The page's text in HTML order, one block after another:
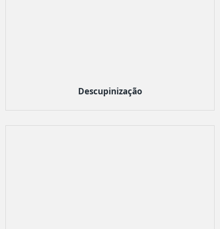
Descupinização